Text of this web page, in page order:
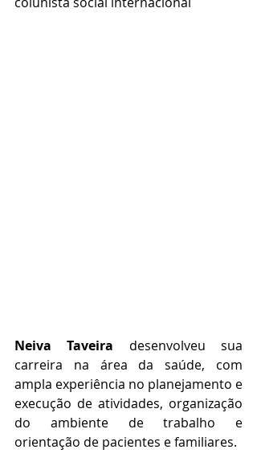
Neiva Taveira desenvolveu sua
carreira na área da saúde, com
ampla experiência no planejamento e
execução de atividades, organização
do ambiente de trabalho e
orientação de pacientes e familiares.